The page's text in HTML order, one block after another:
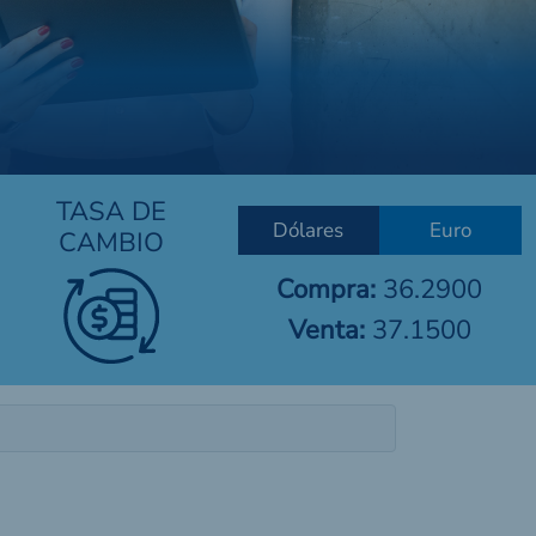
TASA DE
CAMBIO
Dólares Euro
Compra: 36.2900
Venta:37.1500